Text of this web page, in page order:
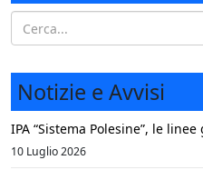
Notizie e Avvisi
IPA “Sistema Polesine”, le
10 Luglio 2026